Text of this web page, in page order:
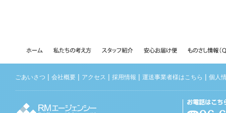
ごあいさつ | 会社概要 | アクセス | 採用情報 | 運送事業者様はこちら | 個人